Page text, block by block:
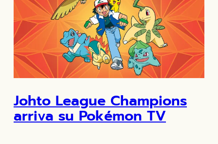
Johto League Champions
arriva su Pokémon TV